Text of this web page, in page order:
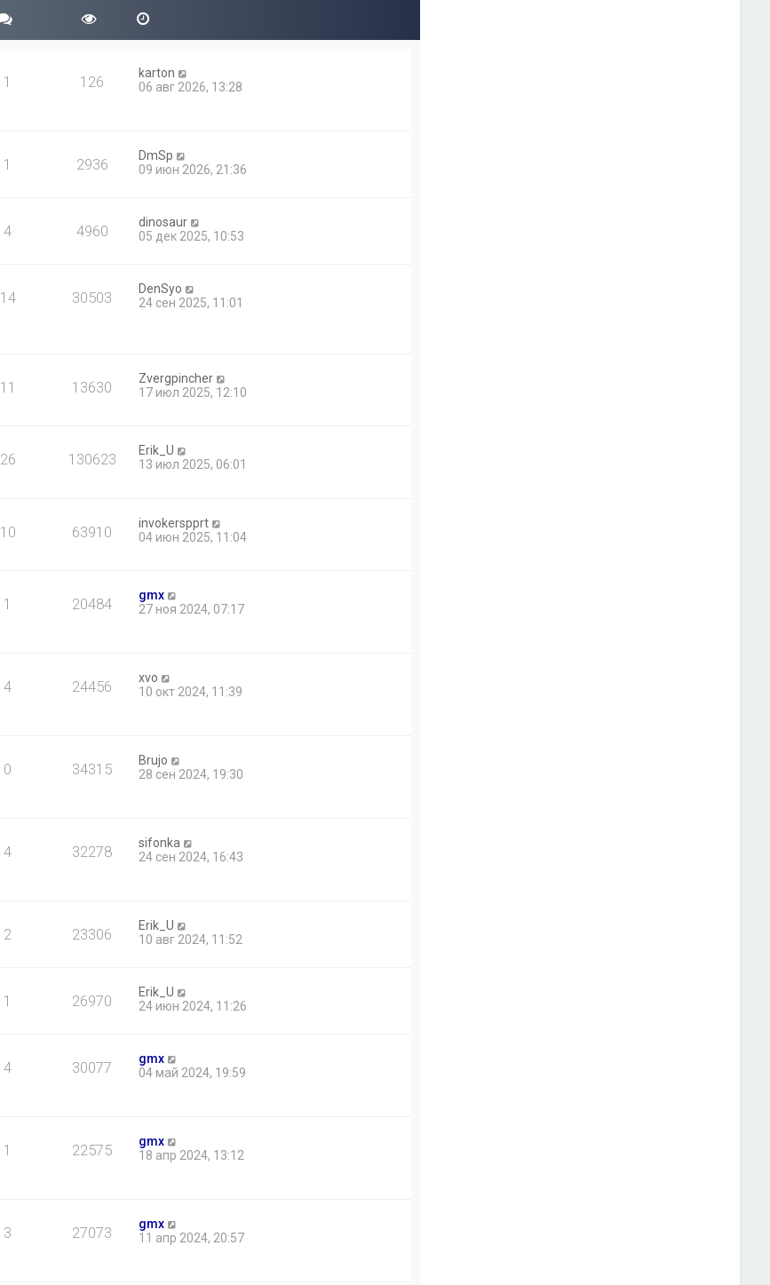
ю
с
б
м
б
щ
ю
1 126
karton
06 авг 2026, 13:28
1 2936
DmSp
09 июн 2026, 21:36
4 4960
dinosaur
05 дек 2025, 10:53
14 30503
DenSyo
24 сен 2025, 11:01
11 13630
Zvergpincher
17 июл 2025, 12:10
26 130623
Erik_U
13 июл 2025, 06:01
10 63910
invokerspprt
04 июн 2025, 11:04
1 20484
gmx
27 ноя 2024, 07:17
4 24456
xvo
10 окт 2024, 11:39
0 34315
Brujo
28 сен 2024, 19:30
4 32278
sifonka
24 сен 2024, 16:43
2 23306
Erik_U
10 авг 2024, 11:52
1 26970
Erik_U
24 июн 2024, 11:26
4 30077
gmx
04 май 2024, 19:59
1 22575
gmx
18 апр 2024, 13:12
3 27073
gmx
11 апр 2024, 20:57